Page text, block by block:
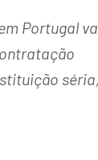
Portugal